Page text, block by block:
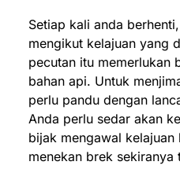
Setiap kali anda
mengikut kelajuan yang
pecutan itu memerlukan
bahan api. Untuk
perlu pandu dengan
Anda perlu sedar akan
bijak mengawal
menekan brek sekiranya